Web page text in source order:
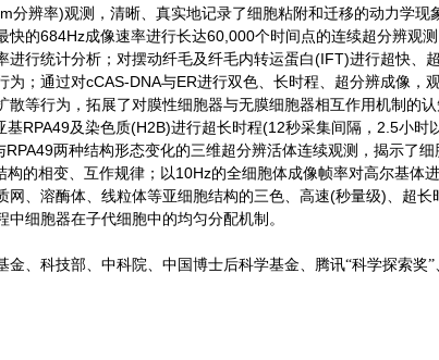
分辨率)观测，清晰、真实地记录了细胞粘附和迁移的动力学现
快的684Hz成像速率进行长达60,000个时间点的连续超分辨观
进行统计分析；对摆动纤毛及纤毛内转运蛋白(IFT)进行超快、
为；通过对cCAS-DNA与ER进行双色、长时程、超分辨成像，
散等行为，拓展了对膜性细胞器与无膜细胞器相互作用机制的
RPA49及染色质(H2B)进行超长时程(12秒采集间隔，2.5小时
两种结构形态变化的三维超分辨活体连续观测，揭示了
构的相变、互作规律；以10Hz的全细胞体成像帧率对高尔基体
网、溶酶体、线粒体等亚细胞结构的三色、高速(秒量级)、超
细胞器在子代细胞中的均匀分配机制。
科技部、中科院、中国博士后科学基金、腾讯“科学探索奖”